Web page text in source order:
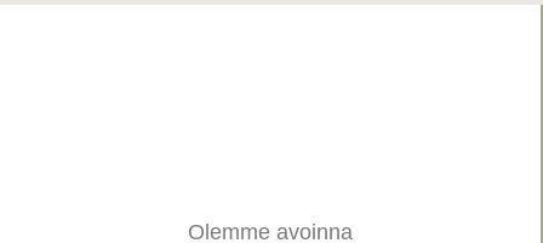
Olemme avoinna